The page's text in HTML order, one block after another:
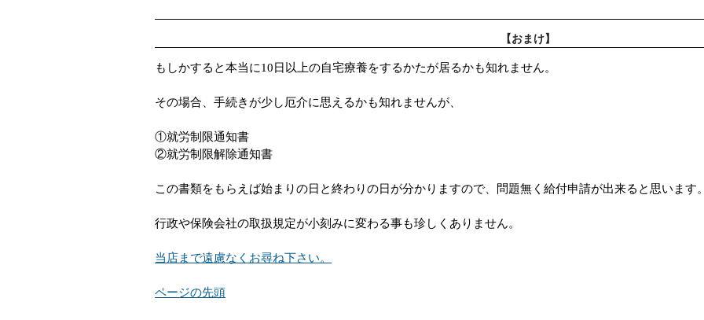
【おまけ】
もしかすると本当に10日以上の自宅療養をするかたが居るかも知れません。
その場合、手続きが少し厄介に思えるかも知れませんが、
①就労制限通知書
②就労制限解除通知書
この書類をもらえば始まりの日と終わりの日が分かりますので、問題無く給付申請が出来ると思います
行政や保険会社の取扱規定が小刻みに変わる事も珍しくありません。
当店まで遠慮なくお尋ね下さい。
ページの先頭